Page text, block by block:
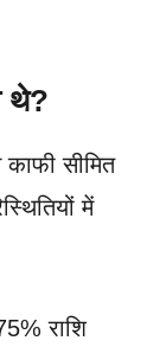
थे?
सीमित
में
राशि